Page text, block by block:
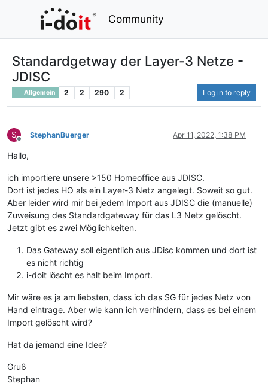
Community
Standardgetway der Layer-3 Netze -
JDISC
Allgemein 2 2 290 2 Log in to reply
S
Offline
StephanBuerger Apr 11, 2022, 1:38 PM
Hallo,
ich importiere unsere >150 Homeoffice aus JDISC.
Dort ist jedes HO als ein Layer-3 Netz angelegt. Soweit so gut.
Aber leider wird mir bei jedem Import aus JDISC die (manuelle)
Zuweisung des Standardgateway für das L3 Netz gelöscht.
Jetzt gibt es zwei Möglichkeiten.
Das Gateway soll eigentlich aus JDisc kommen und dort ist
es nicht richtig
i-doit löscht es halt beim Import.
Mir wäre es ja am liebsten, dass ich das SG für jedes Netz von
Hand eintrage. Aber wie kann ich verhindern, dass es bei einem
Import gelöscht wird?
Hat da jemand eine Idee?
Gruß
Stephan